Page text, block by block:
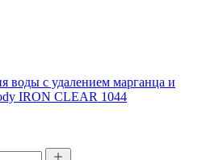
воды с удалением марганца и
IRON CLEAR 1044